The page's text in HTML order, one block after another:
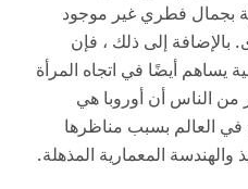
بجمال فطري غير موجود
بالإضافة إلى ذلك ، فإن
يساهم أيضًا في اتجاه المرأة
من الناس أن أوروبا هي
العالم بسبب مناظرها
والهندسة المعمارية المذهلة.